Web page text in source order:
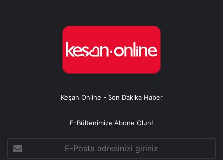
Keşan Online - Son Dakika Haber
E-Bültenimize Abone Olun!
Posta